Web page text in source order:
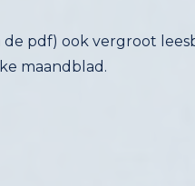
de pdf) ook vergroot
maandblad.